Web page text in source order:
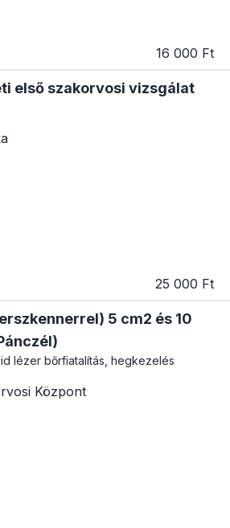
16 000 Ft
első szakorvosi vizsgálat
25 000 Ft
5 cm2 és 10
lézer bőrfiatalítás, hegkezelés
Központ